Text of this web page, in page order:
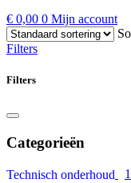
€ 0,00 0 Mijn account
Filters
Filters
Categorieën
Technisch onderhoud